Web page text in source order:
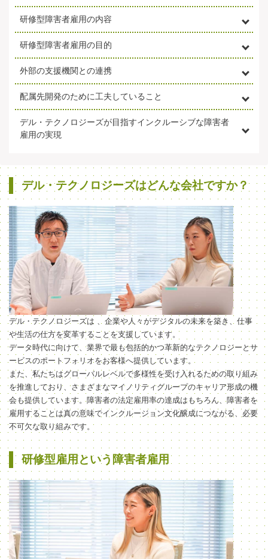
研修型障害者雇用の内容
研修型障害者雇用の目的
外部の支援機関との連携
配属先開発のために工夫していること
デル・テクノロジーズが目指すインクルーシブな障害者
雇用の実現
デル・テクノロジーズはどんな会社ですか？
デル・テクノロジーズは 、企業や人々がデジタルの未来を築き、仕事
や生活の仕方を変革することを支援しています。
データ時代に向けて、業界で最も包括的かつ革新的なテクノロジーとサ
ービスのポートフォリオをお客様へ提供しています。
また、私たちはグローバルレベルで多様性を受け入れるための取り組み
を推進しており、さまざまなマイノリティグループのキャリア形成の機
会も提供しています。障害者の法定雇用率の達成はもちろん、障害者を
雇用することは真の意味でインクルージョン文化醸成につながる、必要
不可欠な取り組みです。
研修型雇用という障害者雇用